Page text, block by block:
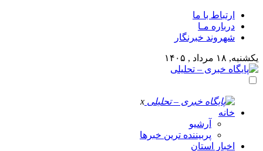
ارتباط با ما
درباره مـا
شهروند خبرنگار
یکشنبه, ۱۸ مرداد , ۱۴۰۵
x
خانه
آرشیو
پربیننده ترین خبرها
اخبار استان